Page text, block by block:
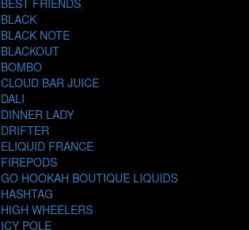
BLACK
BLACK NOTE
BLACKOUT
BOMBO
CLOUD BAR JUICE
DALI
DINNER LADY
DRIFTER
ELIQUID FRANCE
FIREPODS
GO HOOKAH BOUTIQUE LIQUIDS
HASHTAG
HIGH WHEELERS
ICY POLE